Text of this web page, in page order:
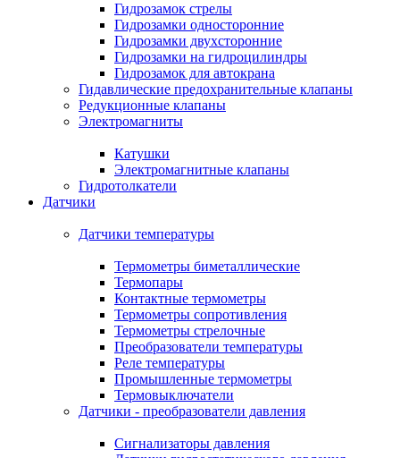
Гидрозамок стрелы
Гидрозамки односторонние
Гидрозамки двухсторонние
Гидрозамки на гидроцилиндры
Гидрозамок для автокрана
Гидавлические предохранительные клапаны
Редукционные клапаны
Электромагниты
Катушки
Электромагнитные клапаны
Гидротолкатели
Датчики
Датчики температуры
Термометры биметаллические
Термопары
Контактные термометры
Термометры сопротивления
Термометры стрелочные
Преобразователи температуры
Реле температуры
Промышленные термометры
Термовыключатели
Датчики - преобразователи давления
Сигнализаторы давления